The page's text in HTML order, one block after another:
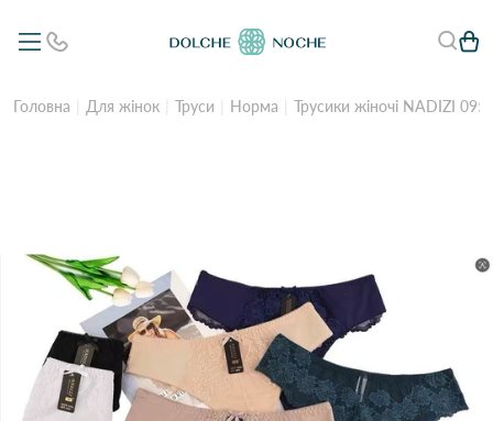
Головна Для жінок Труси Норма Трусики жіночі NADIZI